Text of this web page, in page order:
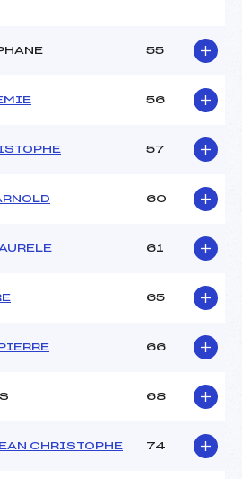
55
56
57
60
61
65
66
68
CHRISTOPHE 74